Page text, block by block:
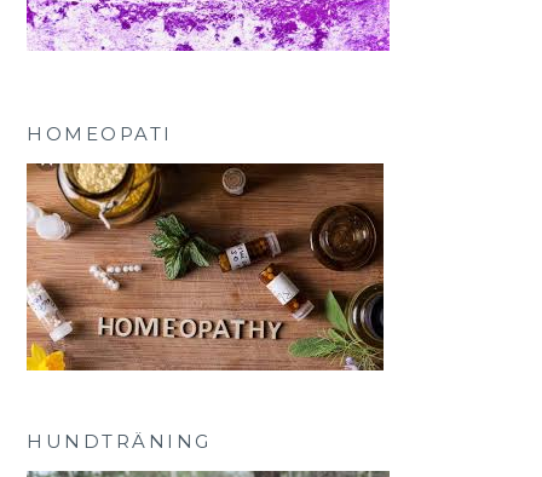
HOMEOPATI
HUNDTRÄNING